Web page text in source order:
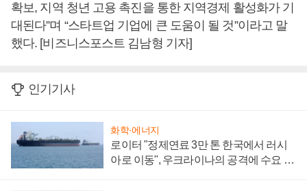
확보, 지역 청년 고용 촉진을 통한 지역경제 활성화가 기
대된다”며 “스타트업 기업에 큰 도움이 될 것”이라고 말
했다. [비즈니스포스트 김남형 기자]
인기기사
화학·에너지
로이터 "정제연료 3만 톤 한국에서 러시
아로 이동", 우크라이나의 공격에 수요 늘